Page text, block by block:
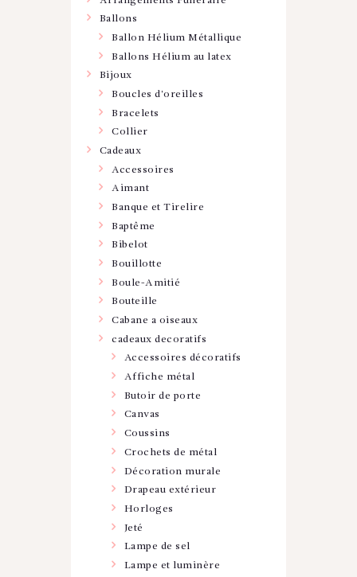
Ballons
Ballon Hélium Métallique
Ballons Hélium au latex
Bijoux
Boucles d'oreilles
Bracelets
Collier
Cadeaux
Accessoires
Aimant
Banque et Tirelire
Baptême
Bibelot
Bouillotte
Boule-Amitié
Bouteille
Cabane a oiseaux
cadeaux decoratifs
Accessoires décoratifs
Affiche métal
Butoir de porte
Canvas
Coussins
Crochets de métal
Décoration murale
Drapeau extérieur
Horloges
Jeté
Lampe de sel
Lampe et luminère